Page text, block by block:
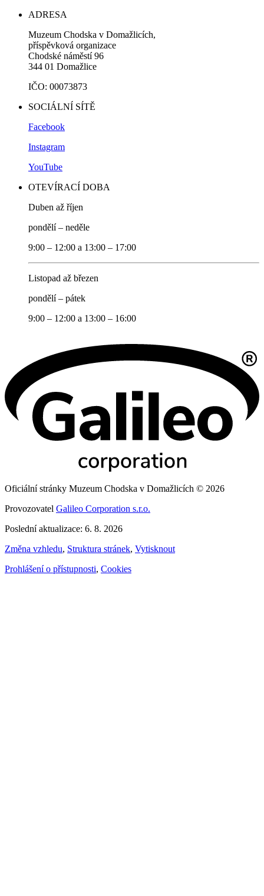
ADRESA
Muzeum Chodska v Domažlicích,
příspěvková organizace
Chodské náměstí 96
344 01 Domažlice
IČO: 00073873
SOCIÁLNÍ SÍTĚ
Facebook
Instagram
YouTube
OTEVÍRACÍ DOBA
Duben až říjen
pondělí – neděle
9:00 – 12:00 a 13:00 – 17:00
Listopad až březen
pondělí – pátek
9:00 – 12:00 a 13:00 – 16:00
Oficiální stránky Muzeum Chodska v Domažlicích © 2026
Provozovatel Galileo Corporation s.r.o.
Poslední aktualizace: 6. 8. 2026
Změna vzhledu, Struktura stránek, Vytisknout
Prohlášení o přístupnosti, Cookies